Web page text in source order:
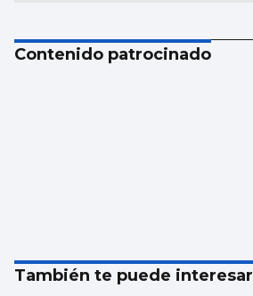
Contenido patrocinado
También te puede interesar